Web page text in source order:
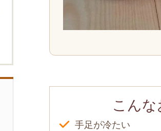
こん
手足が冷たい